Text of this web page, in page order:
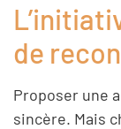
de
Proposer une
sincère. Mais